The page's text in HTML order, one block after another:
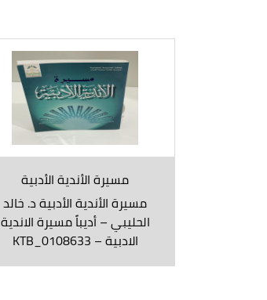
مسيرة الأندية الأدبية
مسيرة الأندية الأدبية د. خالد
الحليبي – أديباً مسيرة الاندية
الادبية – KTB_0108633